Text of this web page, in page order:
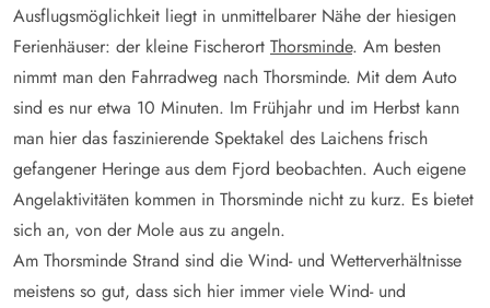
Ausflugsmöglichkeit liegt in unmittelbarer Nähe der hiesigen
Ferienhäuser: der kleine Fischerort Thorsminde. Am besten
nimmt man den Fahrradweg nach Thorsminde. Mit dem Auto
sind es nur etwa 10 Minuten. Im Frühjahr und im Herbst kann
man hier das faszinierende Spektakel des Laichens frisch
gefangener Heringe aus dem Fjord beobachten. Auch eigene
Angelaktivitäten kommen in Thorsminde nicht zu kurz. Es bietet
sich an, von der Mole aus zu angeln.
Am Thorsminde Strand sind die Wind- und Wetterverhältnisse
meistens so gut, dass sich hier immer viele Wind- und